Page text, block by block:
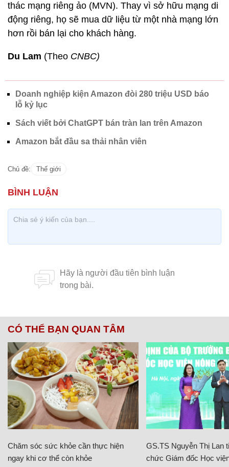
thác mạng riêng ảo (MVN). Thay vì sở hữu mạng di
động riêng, họ sẽ mua dữ liệu từ một nhà mạng lớn
hơn rồi bán lại cho khách hàng.
Du Lam (Theo CNBC)
Doanh nghiệp kiện Amazon đòi 280 triệu USD báo
lỗ kỷ lục
Sách viết bởi ChatGPT bán tràn lan trên Amazon
Amazon bắt đầu sa thải nhân viên
Chủ đề: Thế giới
CÓ THỂ BẠN QUAN TÂM
Chăm sóc sức khỏe cần thực hiện
ngay khi cơ thể còn khỏe
GS.TS Nguyễn Thị Lan
chức Giám đốc Học